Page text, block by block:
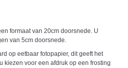
formaat van 20cm doorsnede. U
van 5cm doorsnede.
op eetbaar fotopapier, dit geeft het
kiezen voor een afdruk op een frosting